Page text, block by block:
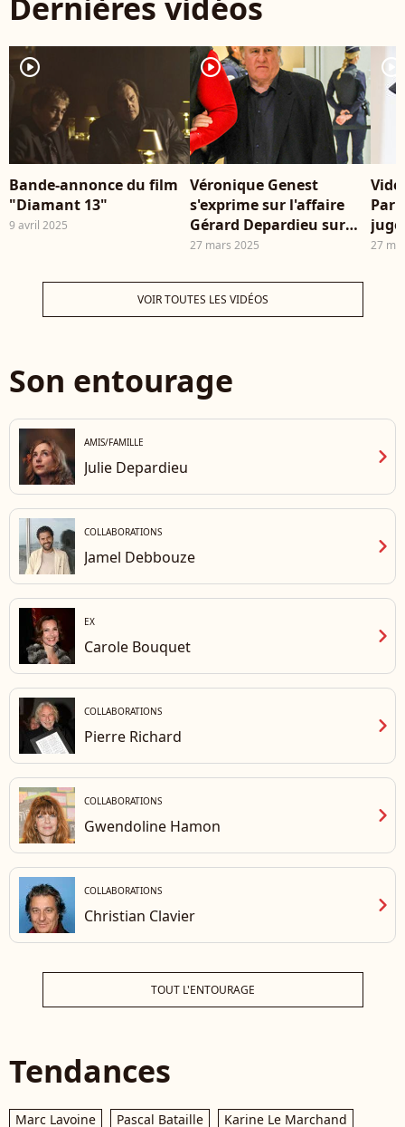
player2
Bande-annonce du film
"Diamant 13"
9 avril 2025
player2
Véronique Genest
s'exprime sur l'affaire
Gérard Depardieu sur
Europe 1.
27 mars 2025
player2
©
27
VOIR TOUTES LES VIDÉOS
Son entourage
AMIS/FAMILLE
Julie Depardieu chevron_right
COLLABORATIONS
Jamel Debbouze chevron_right
EX
Carole Bouquet chevron_right
COLLABORATIONS
Pierre Richard chevron_right
COLLABORATIONS
Gwendoline Hamon chevron_right
COLLABORATIONS
Christian Clavier chevron_right
TOUT L'ENTOURAGE
Tendances
Marc Lavoine Pascal Bataille
Karine Le Marchand